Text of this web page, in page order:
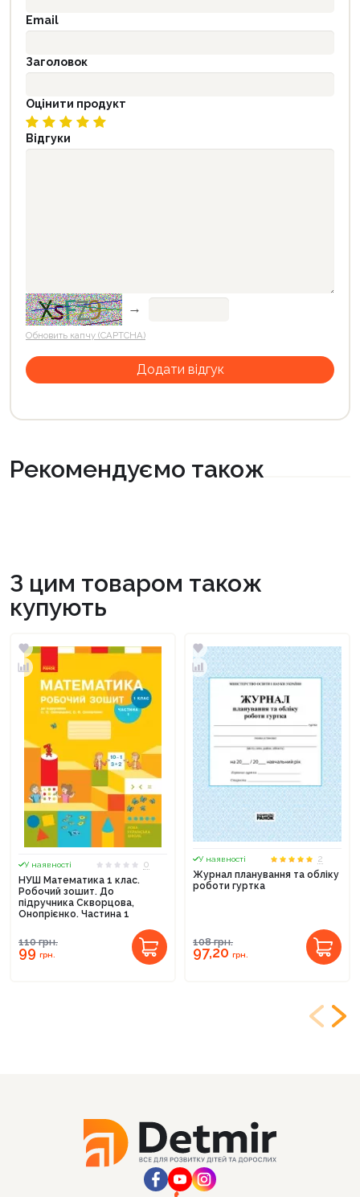
Email
Заголовок
Оцінити продукт
Відгуки
→
Обновить капчу (CAPTCHA)
Рекомендуємо також
З цим товаром також
купують
У наявності
0
НУШ Математика 1 клас.
Робочий зошит. До
підручника Скворцова,
Онопрієнко. Частина 1
110грн.
99 грн.
У наявності
2
Журнал планування та обліку
роботи гуртка
108грн.
97,20 грн.